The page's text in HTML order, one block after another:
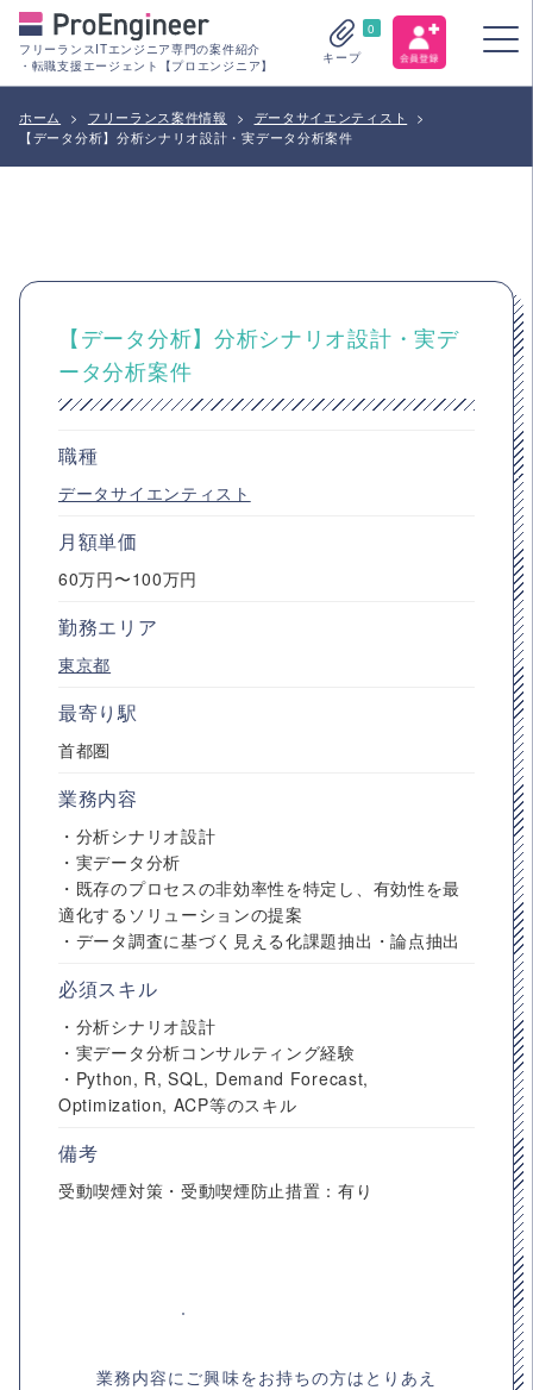
フリーランスITエンジニア専門の案件紹介
・転職支援エージェント【プロエンジニア】
0
キープ
ホーム > フリーランス案件情報 > データサイエンティスト
>
【データ分析】分析シナリオ設計・実データ分析案件
【データ分析】分析シナリオ設計・実デ
ータ分析案件
職種
データサイエンティスト
月額単価
60万円〜100万円
勤務エリア
東京都
最寄り駅
首都圏
業務内容
・分析シナリオ設計
・実データ分析
・既存のプロセスの非効率性を特定し、有効性を最
適化するソリューションの提案
・データ調査に基づく見える化課題抽出・論点抽出
必須スキル
・分析シナリオ設計
・実データ分析コンサルティング経験
・Python, R, SQL, Demand Forecast,
Optimization, ACP等のスキル
備考
受動喫煙対策・受動喫煙防止措置：有り
業務内容にご興味をお持ちの方はとりあえ